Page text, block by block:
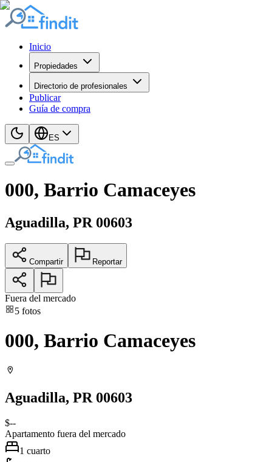
Inicio
Propiedades
Directorio de profesionales
Publicar
Guía de compra
ES
000, Barrio Camaceyes
Aguadilla, PR 00603
Compartir Reportar
Fuera del mercado
5 fotos
000, Barrio Camaceyes
Aguadilla, PR 00603
$--
Apartamento fuera del mercado
1 cuarto